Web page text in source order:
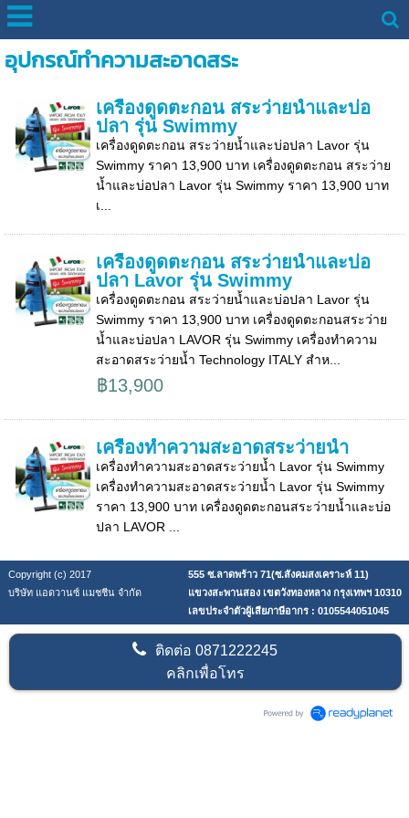
อุปกรณ์ทำความสะอาดสระ
เครื่องดูดตะกอน สระว่ายน้ำและบ่อ
ปลา รุ่น Swimmy
เครื่องดูดตะกอน สระว่ายน้ำและบ่อปลา Lavor รุ่น
Swimmy ราคา 13,900 บาท เครื่องดูดตะกอน สระว่าย
น้ำและบ่อปลา Lavor รุ่น Swimmy ราคา 13,900 บาท
เ...
เครื่องดูดตะกอน สระว่ายน้ำและบ่อ
ปลา Lavor รุ่น Swimmy
เครื่องดูดตะกอน สระว่ายน้ำและบ่อปลา Lavor รุ่น
Swimmy ราคา 13,900 บาท เครื่องดูดตะกอนสระว่าย
น้ำและบ่อปลา LAVOR รุ่น Swimmy เครื่องทำความ
สะอาดสระว่ายน้ำ Technology ITALY สำห...
฿13,900
เครื่องทำความสะอาดสระว่ายน้ำ
เครื่องทำความสะอาดสระว่ายน้ำ Lavor รุ่น Swimmy
เครื่องทำความสะอาดสระว่ายน้ำ Lavor รุ่น Swimmy
ราคา 13,900 บาท เครื่องดูดตะกอนสระว่ายน้ำและบ่อ
ปลา LAVOR ...
Copyright (c) 2017
555 ซ.ลาดพร้าว 71(ซ.สังคมสงเคราะห์ 11)
บริษัท แอดวานซ์ แมชชีน จำกัด
แขวงสะพานสอง เขตวังทองหลาง กรุงเทพฯ 10310
เลขประจำตัวผู้เสียภาษีอากร : 0105544051045
ติดต่อ0871222245
คลิกเพื่อโทร